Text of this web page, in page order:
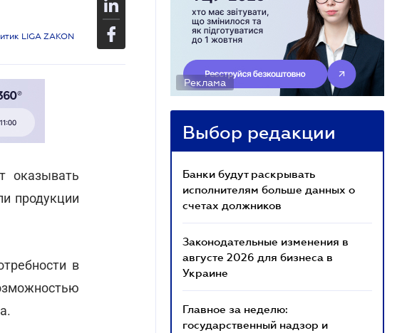
LIGA ZAKON
оказывать
продукции
в
Реклама
Выбор редакции
Банки будут раскрывать
исполнителям больше данных о
счетах должников
Законодательные изменения в
августе 2026 для бизнеса в
Украине
Главное за неделю:
государственный надзор и